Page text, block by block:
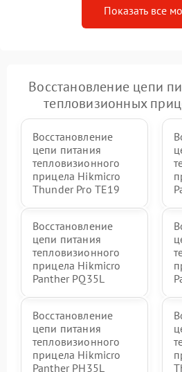
Показать все
Восстановление цепи
тепловизионных
Восстановление
цепи питания
тепловизионного
прицела Hikmicro
Thunder Pro TE19
Восстановление
цепи питания
тепловизионного
прицела Hikmicro
Panther PQ35L
Восстановление
цепи питания
тепловизионного
прицела Hikmicro
Panther PH35L